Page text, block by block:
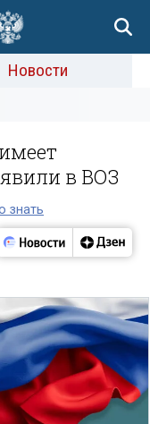
Новости
в ВОЗ
знать